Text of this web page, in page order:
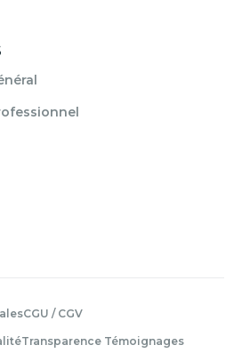
CGU / CGV
Transparence Témoignages